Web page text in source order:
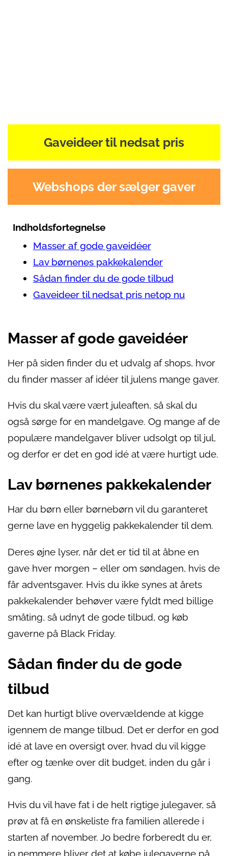
Gaveideer til nedsat pris
Webshops der sælger gaver
Indholdsfortegnelse
Masser af gode gaveidéer
Lav børnenes pakkekalender
Sådan finder du de gode tilbud
Gaveideer til nedsat pris netop nu
Masser af gode gaveidéer
Her på siden finder du et udvalg af shops, hvor
du finder masser af idéer til julens mange gaver.
Hvis du skal være vært juleaften, så skal du
også sørge for en mandelgave. Og mange af de
populære mandelgaver bliver udsolgt op til jul,
og derfor er det en god idé at være hurtigt ude.
Lav børnenes pakkekalender
Har du børn eller børnebørn vil du garanteret
gerne lave en hyggelig pakkekalender til dem.
Deres øjne lyser, når det er tid til at åbne en
gave hver morgen – eller om søndagen, hvis de
får adventsgaver. Hvis du ikke synes at årets
pakkekalender behøver være fyldt med billige
småting, så udnyt de gode tilbud, og køb
gaverne på Black Friday.
Sådan finder du de gode
tilbud
Det kan hurtigt blive overvældende at kigge
igennem de mange tilbud. Det er derfor en god
idé at lave en oversigt over, hvad du vil kigge
efter og tænke over dit budget, inden du går i
gang.
Hvis du vil have fat i de helt rigtige julegaver, så
prøv at få en ønskeliste fra familien allerede i
starten af november. Jo bedre forberedt du er,